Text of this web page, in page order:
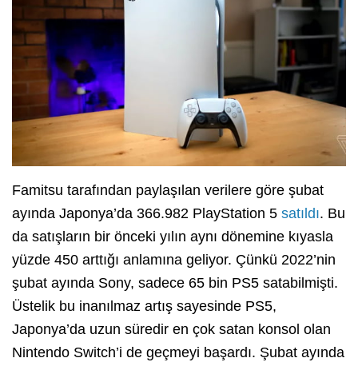
Famitsu tarafından paylaşılan verilere göre şubat
ayında Japonya’da 366.982 PlayStation 5 satıldı. Bu
da satışların bir önceki yılın aynı dönemine kıyasla
yüzde 450 arttığı anlamına geliyor. Çünkü 2022’nin
şubat ayında Sony, sadece 65 bin PS5 satabilmişti.
Üstelik bu inanılmaz artış sayesinde PS5,
Japonya’da uzun süredir en çok satan konsol olan
Nintendo Switch’i de geçmeyi başardı. Şubat ayında